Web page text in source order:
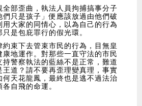
全部歪曲，執法人員拘捕搞事分子
們只是孩子」便應該放過由他們破
大家的同情心，以為自己的行為
是包庇罪行的假光環。
束下去管束市民的行為，目無皇
地運作。對那些一直守法的市民
持警察執法的藍絲不是正常，難道
王道？請不要再歪理變真理，事實
何天花龍鳳，最終也是逃不過法治
自飛的命運。